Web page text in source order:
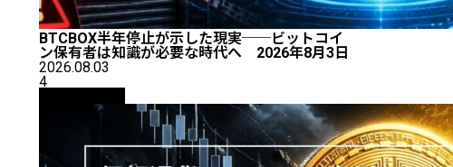
BTCBOX半年停止が示した現実──ビットコイ
ン保有者は知識が必要な時代へ 2026年8月3日
2026.08.03
4